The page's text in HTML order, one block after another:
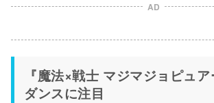
AD
『魔法×戦士 マジマジョピュ
ダンスに注目